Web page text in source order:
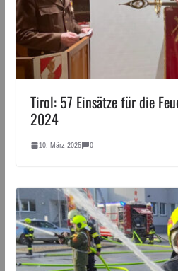
Tirol: 57 Einsätze für die
2024
10. März 2025 0